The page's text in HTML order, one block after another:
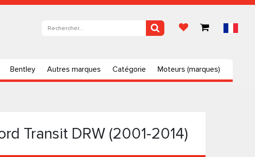
Bentley Autres marques Catégorie Moteurs (marques)
Transit DRW (2001-2014)